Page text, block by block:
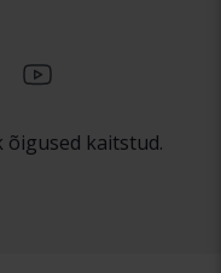
õigused kaitstud.